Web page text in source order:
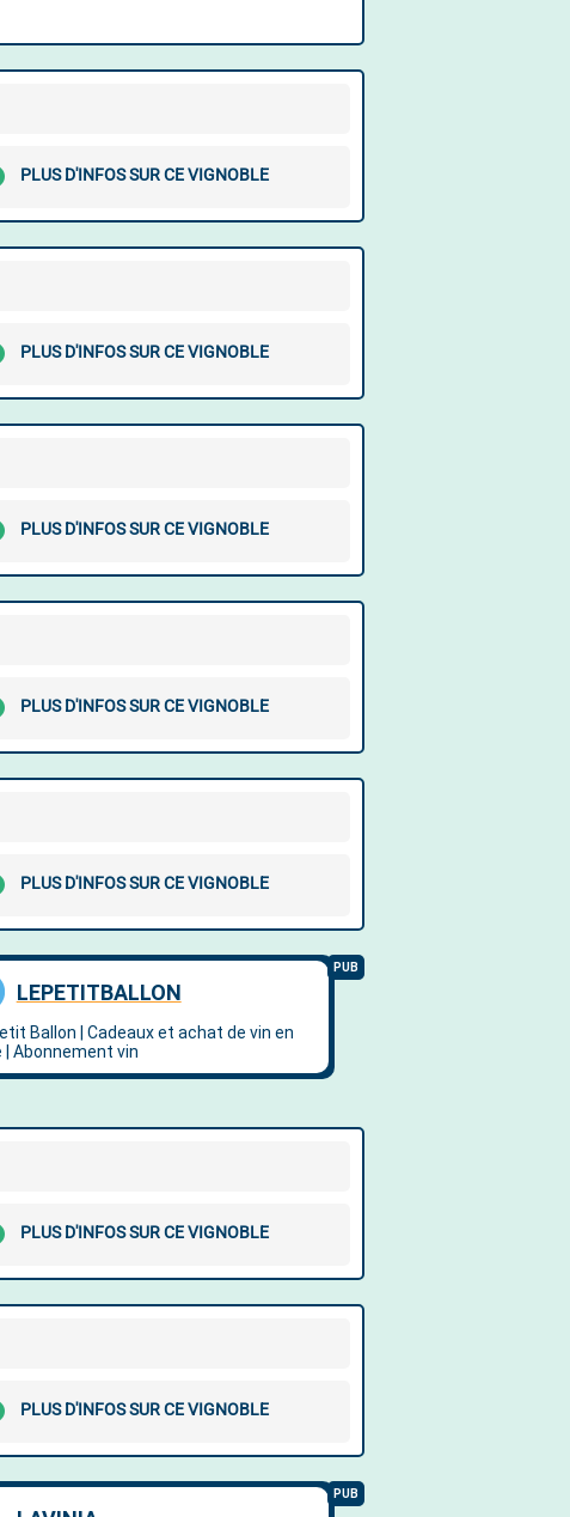
PLUS D'INFOS SUR CE VIGNOBLE
PLUS D'INFOS SUR CE VIGNOBLE
PLUS D'INFOS SUR CE VIGNOBLE
PLUS D'INFOS SUR CE VIGNOBLE
PLUS D'INFOS SUR CE VIGNOBLE
PLUS D'INFOS SUR CE VIGNOBLE
PLUS D'INFOS SUR CE VIGNOBLE